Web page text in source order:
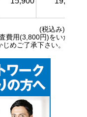
(税込み)
費用(3,800円)をいただき
じめご了承下さい。